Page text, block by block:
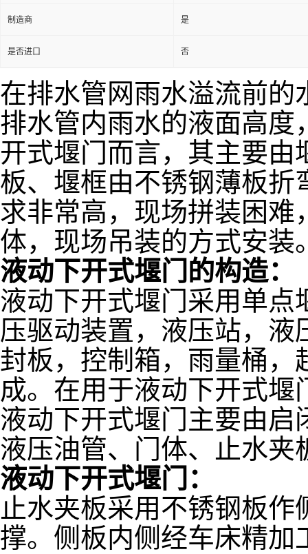
制造商 是
是否进口 否
在排水管网雨水溢流前的
排水管内雨水的液面高度
开式堰门而言，其主要
板、堰框由不锈钢薄板折
求非常高，现场拼装困难
体，现场吊装的方式安装
液动下开式堰门的构造：
液动下开式堰门采用单
压驱动装置，液压站，
封板，控制箱，雨量桶，
成。在用于液动下开式堰
液动下开式堰门主要由
液压油管、门体、止水夹
液动下开式堰门：
止水夹板采用不锈钢板
撑。侧板内侧经车床精加